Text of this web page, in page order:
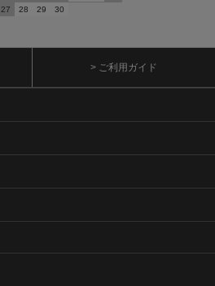
27
28 29 30
> ご利用ガイド